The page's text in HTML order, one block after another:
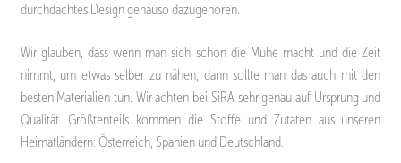
durchdachtes Design genauso dazugehören.
Wir glauben, dass wenn man sich schon die Mühe macht und die Zeit
nimmt, um etwas selber zu nähen, dann sollte man das auch mit den
besten Materialien tun. Wir achten bei SiRA sehr genau auf Ursprung und
Qualität. Größtenteils kommen die Stoffe und Zutaten aus unseren
Heimatländern: Österreich, Spanien und Deutschland.